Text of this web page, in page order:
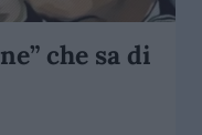
che sa di